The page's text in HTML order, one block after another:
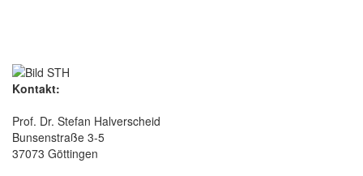
Kontakt:
Prof. Dr. Stefan Halverscheid
Bunsenstraße 3-5
37073 Göttingen